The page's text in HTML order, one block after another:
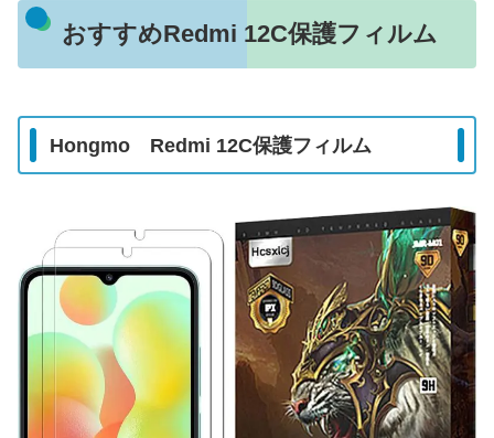
おすすめRedmi 12C保護フィルム
Hongmo Redmi 12C保護フィルム